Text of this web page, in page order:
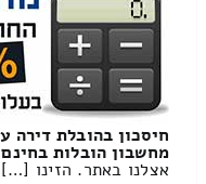
חיסכון בהובלת
מחשבון הובלות
אצלנו באתר. הזינו […]